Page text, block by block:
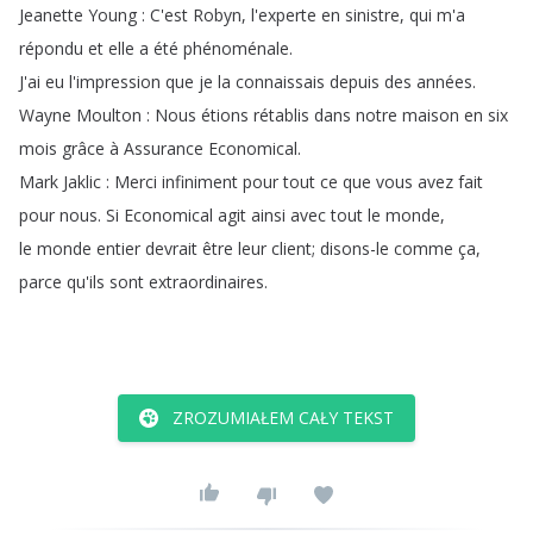
Jeanette Young : C'est Robyn, l'experte en sinistre, qui m'a
répondu et elle a été phénoménale.
J'ai eu l'impression que je la connaissais depuis des années.
Wayne Moulton : Nous étions rétablis dans notre maison en six
mois grâce à Assurance Economical.
Mark Jaklic : Merci infiniment pour tout ce que vous avez fait
pour nous. Si Economical agit ainsi avec tout le monde,
le monde entier devrait être leur client; disons-le comme ça,
parce qu'ils sont extraordinaires.
ZROZUMIAŁEM CAŁY TEKST